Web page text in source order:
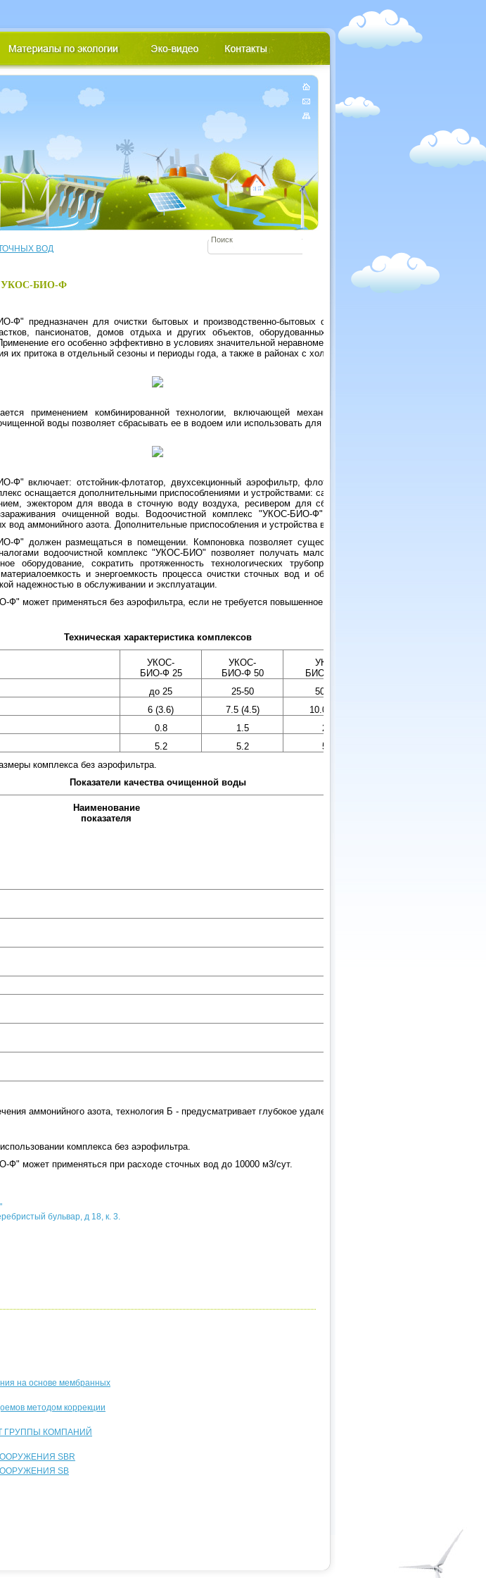
ВОД
БИО-Ф
Ф" предназначен для очистки бытовых и производственно-бытовых сточных вод малых населенных
пансионатов, домов отдыха и других объектов, оборудованных системами централизованного
его особенно эффективно в условиях значительной неравномерности поступления сточных вод
их притока в отдельный сезоны и периоды года, а также в районах с холодным климатом.
применением комбинированной технологии, включающей механическую, физико-химическую и
воды позволяет сбрасывать ее в водоем или использовать для полива с/х культур.
Ф" включает: отстойник-флотатор, двухсекционный аэрофильтр, флотатор-контактный осветлитель и
оснащается дополнительными приспособлениями и устройствами: сатуратором для насыщения воды
эжектором для ввода в сточную воду воздуха, ресивером для сбора и удаления флотационного
очищенной воды. Водоочистной комплекс "УКОС-БИО-Ф" может комплектоваться также
вод аммонийного азота. Дополнительные приспособления и устройства входят в комплект поставки.
Ф" должен размещаться в помещении. Компоновка позволяет существенно упростить его монтаж и
водоочистной комплекс "УКОС-БИО" позволяет получать малое количество твердых отходов,
оборудование, сократить протяженность технологических трубопроводов, количество насосов и
и энергоемкость процесса очистки сточных вод и обработки образующихся твердых
надежностью в обслуживании и эксплуатации.
может применяться без аэрофильтра, если не требуется повышенное качество очищенной воды.
Техническая характеристика комплексов
УКОС-
БИО-Ф 25
УКОС-
БИО-Ф 50
УКОС-
БИО-Ф 100
до 25 25-50 50-100
6 (3.6) 7.5 (4.5) 10.0 (6.0)
0.8 1.5 2.0
5.2 5.2 5.2
комплекса без аэрофильтра.
Показатели качества очищенной воды
Наименование
показателя
аммонийного азота, технология Б - предусматривает глубокое удаление аммонийного азота.
комплекса без аэрофильтра.
Ф" может применяться при расходе сточных вод до 10000 м3/сут.
бульвар, д 18, к. 3.
на основе мембранных
методом коррекции
ГРУППЫ КОМПАНИЙ
SBR
SB